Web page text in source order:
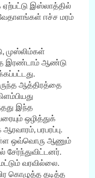
இஸ்லாத்தில்
ஈச்ச மரம்
முஸ்லிம்கள்
இரண்டாம் ஆண்டு
ஆத்திரத்தை
இந்த
ஒழித்துக்
பரபரப்பு.
ஒவ்வொரு ஆணும்
சேர்ந்துவிட்டனர்.
வரவில்லை.
கொழுத்த தடித்த